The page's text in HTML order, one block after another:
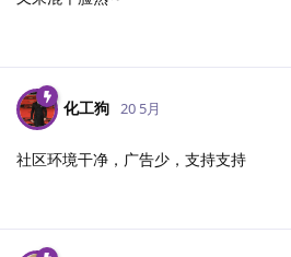
化工狗 20 5月
社区环境干净，广告少，支持支持